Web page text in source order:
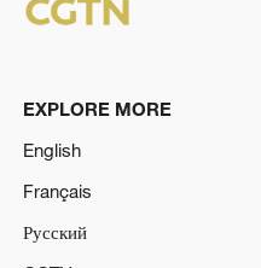
EXPLORE MORE
English
Français
Русский